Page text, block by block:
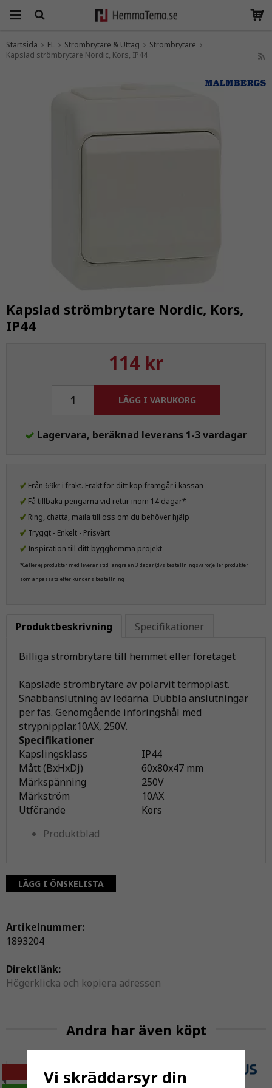
Produkten har blivit tillagd i varukorgen
Startsida EL Strömbrytare & Uttag
Strömbrytare
Kapslad strömbrytare Nordic, Kors, IP44
Kapslad strömbrytare Nordic, Kors,
IP44
114 kr
LÄGG I VARUKORG
Lagervara, beräknad leverans 1-3 vardagar
Från 69kr i frakt. Frakt för ditt köp framgår i kassan
Få tillbaka pengarna vid retur inom 14 dagar*
Ring, chatta, maila till oss om du behöver hjälp
Tryggt - Enkelt - Prisvärt
Inspiration till ditt bygghemma projekt
*Gäller ej produkter med leveranstid längre än 3 dagar (dvs beställningsvaror)eller produkter
som anpassats efter kundens beställning
Produktbeskrivning Specifikationer
Billiga strömbrytare till hemmet eller företaget
Kapslade strömbrytare av polarvit termoplast.
Snabbanslutning av ledarna. Dubbla anslutningar
per fas. Genomgående införingshål med
strypnipplar.10AX, 250V.
Specifikationer
Kapslingsklass
IP44
Mått (BxHxDj)
60x80x47 mm
Märkspänning
250V
Märkström
10AX
Utförande
Kors
Produktblad
LÄGG I ÖNSKELISTA
Artikelnummer:
1893204
Direktlänk:
Högerklicka och kopiera adressen
Andra har även köpt
-11%Vi skräddarsyr din